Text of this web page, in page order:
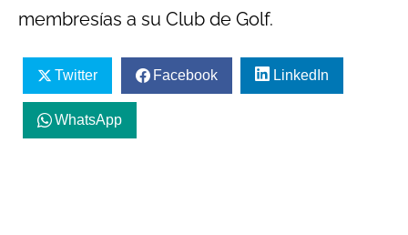
membresías a su Club de Golf.
Twitter Facebook LinkedIn
WhatsApp